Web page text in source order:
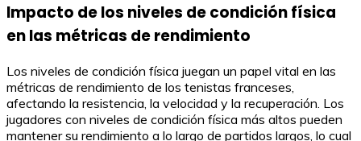
Impacto de los niveles de condición física
en las métricas de rendimiento
Los niveles de condición física juegan un papel vital en las
métricas de rendimiento de los tenistas franceses,
afectando la resistencia, la velocidad y la recuperación. Los
jugadores con niveles de condición física más altos pueden
mantener su rendimiento a lo largo de partidos largos, lo cual